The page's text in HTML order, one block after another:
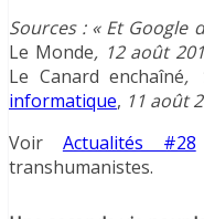
Sources : « Et Google
Le Monde, 12 août
Le Canard enchaîné,
informatique, 11 août
Voir Actualités #28
transhumanistes.